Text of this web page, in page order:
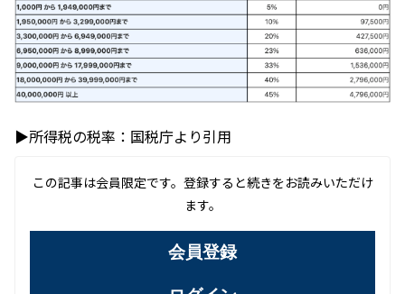
▶所得税の税率：国税庁より引用
この記事は会員限定です。登録すると続きをお読みいただけ
ます。
会員登録